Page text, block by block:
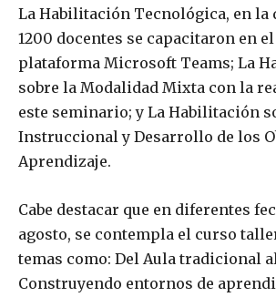
La Habilitación Tecnológica, en la
1200 docentes se capacitaron en
plataforma Microsoft Teams; La
sobre la Modalidad Mixta con la
este seminario; y La Habilitación
Instruccional y Desarrollo de los
Aprendizaje.
Cabe destacar que en diferentes
agosto, se contempla el curso
temas como: Del Aula tradicional
Construyendo entornos de